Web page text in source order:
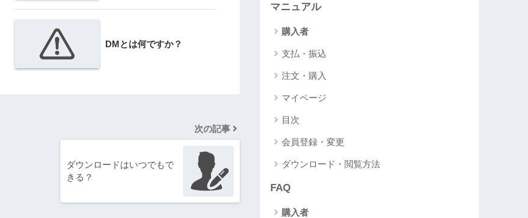
DMとは何ですか？
次の記事
ダウンロードはいつでもで
きる？
マニュアル
購入者
支払・振込
注文・購入
マイページ
目次
会員登録・変更
ダウンロード・閲覧方法
FAQ
購入者